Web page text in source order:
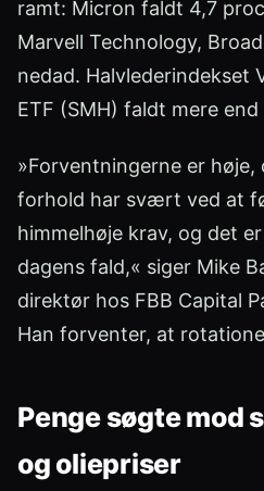
ramt: Micron faldt 4,7
Marvell Technology,
nedad. Halvlederindekset
ETF (SMH) faldt mere
»Forventningerne er
forhold har svært ved at
himmelhøje krav, og det
dagens fald,« siger Mike
direktør hos FBB Capital
Han forventer, at
Penge søgte mod
og oliepriser